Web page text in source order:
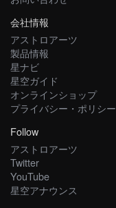
会社情報
アストロアーツ
製品情報
星ナビ
星空ガイド
オンラインショップ
プライバシー・ポリシー
Follow
アストロアーツ
Twitter
YouTube
星空アナウンス